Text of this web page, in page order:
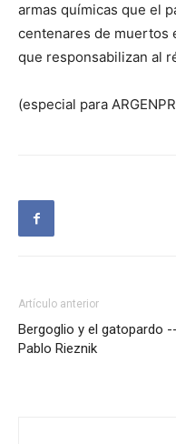
armas químicas que el
centenares de muertos
que responsabilizan al
(especial para
Artículo anterior
Bergoglio y el gatopardo --
Pablo Rieznik